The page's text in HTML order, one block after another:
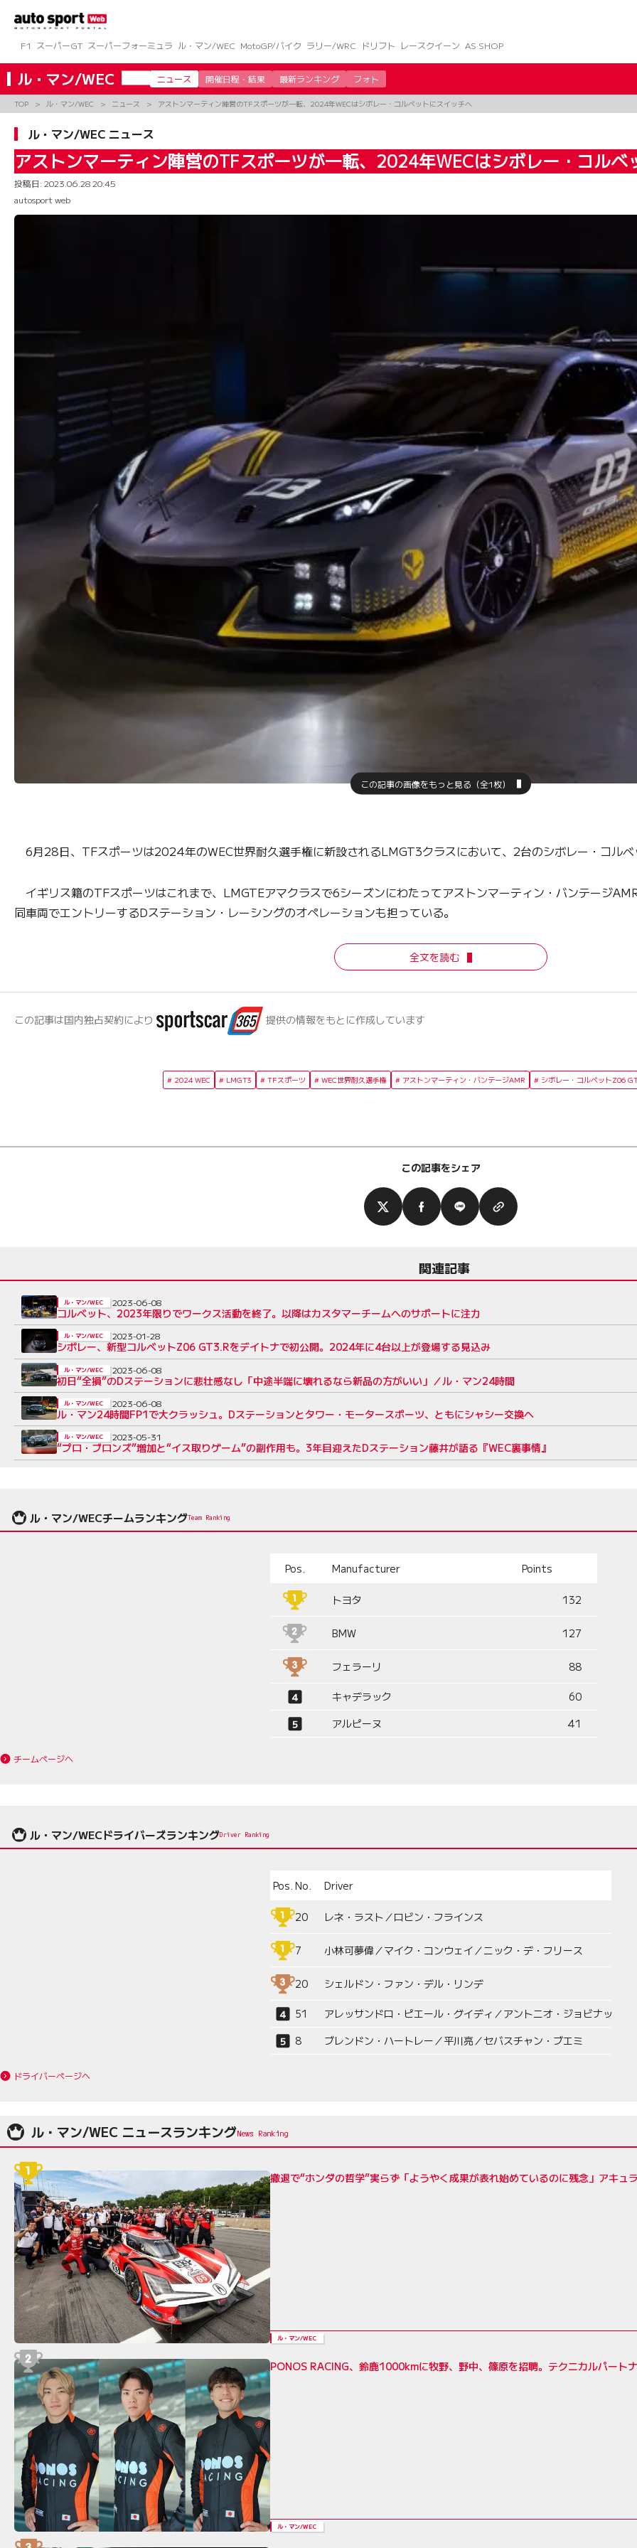
ツ
へ
ス
キ
ッ
F1
スーパーGT スーパーフォーミュラ ル・マン/WEC MotoGP/バイク ラリー/WRC ドリフト レースクイーン AS SHOP
ル・マン/WEC ニュース 開催日程・結果 最新ランキング フォト
TOP ル・マン/WEC ニュース アストンマーティン陣営のTFスポーツが一転、2024年WECはシボレー・コルベットにスイッチへ
ル・マン/WEC ニュース
アストンマーティン陣営のTFスポーツが一転、2024年WECはシボレー・コルベ
投稿日: 2023.06.28 20:45
autosport web
この記事の画像をもっと見る（全1枚）
6月28日、TFスポーツは2024年のWEC世界耐久選手権に新設されるLMGT3クラスにおいて、2台のシボレー・コルベ
イギリス籍のTFスポーツはこれまで、LMGTEアマクラスで6シーズンにわたってアストンマーティン・バンテージ
同車両でエントリーするDステーション・レーシングのオペレーションも担っている。
全文を読む
この記事は国内独占契約により 提供の情報をもとに作成しています
2024 WEC LMGT3 TFスポーツ WEC世界耐久選手権 アストンマーティン・バンテージAMR シボレー・コルベットZ06
この記事をシェア
関連記事
コルベット、2023年限りでワークス活動を終了。以降はカスタマーチームへのサポートに注力
ル・マン/WEC 2023-06-08
シボレー、新型コルベットZ06 GT3.Rをデイトナで初公開。2024年に4台以上が登場する見込み
ル・マン/WEC 2023-01-28
初日“全損”のDステーションに悲壮感なし「中途半端に壊れるなら新品の方がいい」／ル・マン24時間
ル・マン/WEC 2023-06-08
ル・マン24時間FP1で大クラッシュ。Dステーションとタワー・モータースポーツ、ともにシャシー交換へ
ル・マン/WEC 2023-06-08
“プロ・ブロンズ”増加と“イス取りゲーム”の副作用も。3年目迎えたDステーション藤井が語る『WEC裏事情』
ル・マン/WEC 2023-05-31
ル・マン/WECチームランキングTeam Ranking
Pos. Manufacturer Points
トヨタ 132
BMW 127
フェラーリ 88
キャデラック
60
アルピーヌ
41
チームページへ
ル・マン/WECドライバーズランキングDriver Ranking
Pos. No. Driver
20 レネ・ラスト／ロビン・フラインス
7 小林可夢偉／マイク・コンウェイ／ニック・デ・フリース
20 シェルドン・ファン・デル・リンデ
51 アレッサンドロ・ピエール・グイディ／アントニオ・ジョビナッツィ
8
ブレンドン・ハートレー／平川亮／セバスチャン・ブエミ
ドライバーページへ
ル・マン/WEC ニュースランキング
撤退で“ホンダの哲学”実らず「ようやく成果が表れ始めているのに残念」アキュ
ル・マン/WEC
PONOS RACING、鈴鹿1000kmに牧野、野中、篠原を招聘。テクニカルパー
ル・マン/WEC